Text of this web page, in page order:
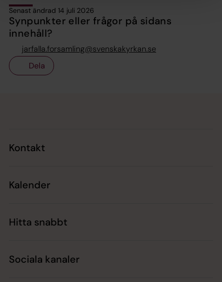
Senast ändrad 14 juli 2026
Synpunkter eller frågor på sidans
innehåll?
jarfalla.forsamling@svenskakyrkan.se
Dela
Kontakt
Kalender
Hitta snabbt
Sociala kanaler